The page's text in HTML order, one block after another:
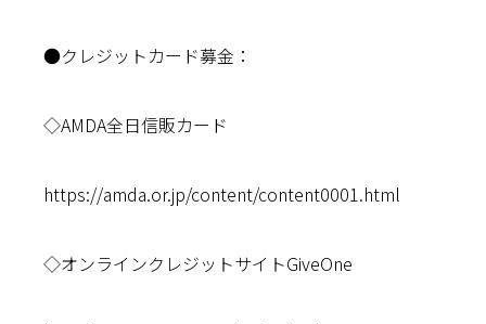
●クレジットカード募金：
◇AMDA全日信販カード
https://amda.or.jp/content/content0001.html
◇オンラインクレジットサイトGiveOne